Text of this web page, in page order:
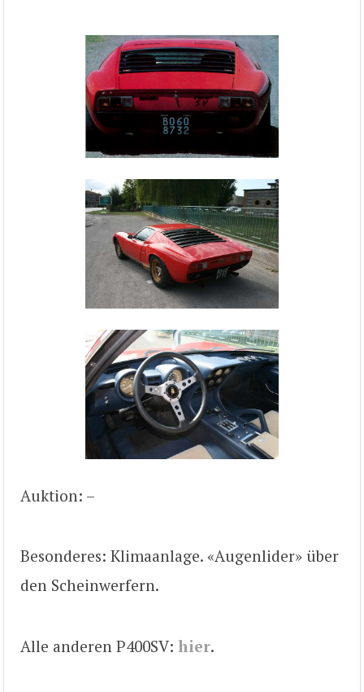
Auktion: –
Besonderes: Klimaanlage. «Augenlider» über
den Scheinwerfern.
Alle anderen P400SV: hier.